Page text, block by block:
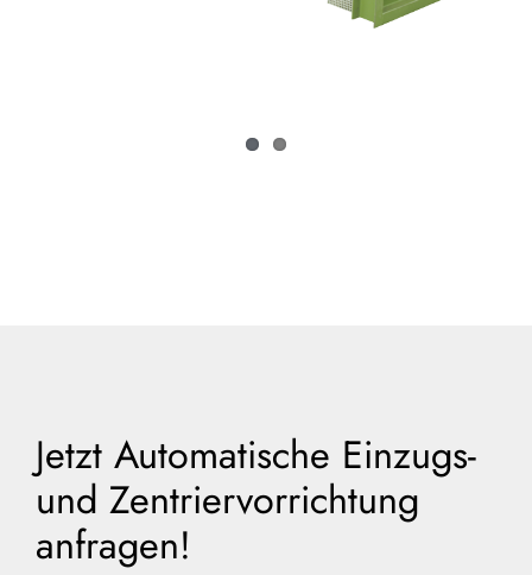
Jetzt Automatische Einzugs-
und Zentriervorrichtung
anfragen!